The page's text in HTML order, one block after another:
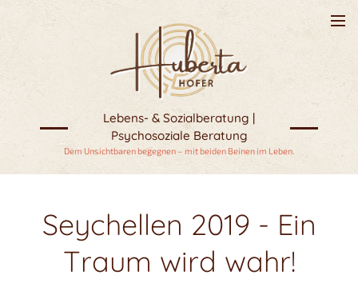
Lebens- & Sozialberatung |
Psychosoziale Beratung
Dem Unsichtbaren begegnen – mit beiden Beinen im Leben.
Seychellen 2019 - Ein
Traum wird wahr!